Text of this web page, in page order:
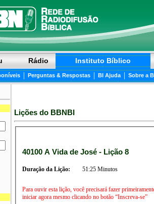
Rádio Instituto Bíblico
| Perguntas & Respostas | BI Ajuda | Sobre a
Lições do BBNBI
40100 A Vida de José - Lição 8
Duração da Lição: 51:25 Minutos
Para ouvir esta lição, você precisará fazer
iniciar agora mesmo clicando no botão “Inscreva-se”